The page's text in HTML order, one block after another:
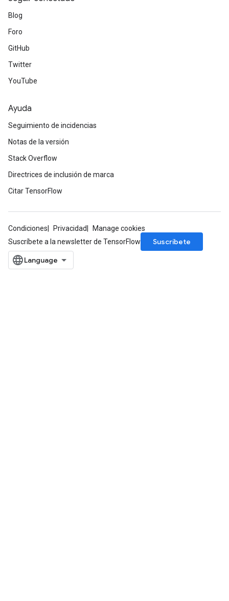
Blog
Foro
GitHub
Twitter
YouTube
Ayuda
Seguimiento de incidencias
Notas de la versión
Stack Overflow
Directrices de inclusión de marca
Citar TensorFlow
Condiciones Privacidad
Manage cookies
Suscríbete a la newsletter de TensorFlow
Suscríbete